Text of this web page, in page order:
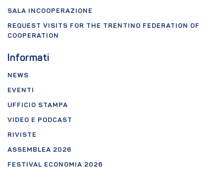
SALA INCOOPERAZIONE
REQUEST VISITS FOR THE TRENTINO FEDERATION OF
COOPERATION
Informati
NEWS
EVENTI
UFFICIO STAMPA
VIDEO E PODCAST
RIVISTE
ASSEMBLEA 2026
FESTIVAL ECONOMIA 2026